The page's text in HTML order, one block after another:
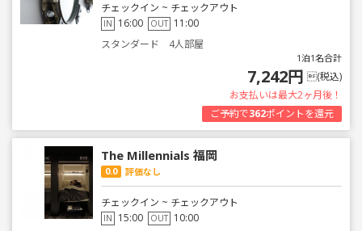
チェックイン ~ チェックアウト
IN 16:00 OUT 11:00
スタンダード 4人部屋
1泊1名合計
7,242円 (税込)
お支払いは最大2ヶ月後！
ご予約で362ポイントを還元
The Millennials 福岡
0.0 評価なし
チェックイン ~ チェックアウト
IN 15:00 OUT 10:00